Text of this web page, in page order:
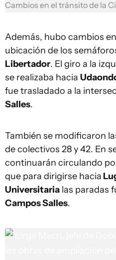
Cambios en el tránsito de la
Además, hubo cambios
ubicación de los
Libertador. El giro a la
se realizaba hacia
fue trasladado a la
Salles.
También se modificaron
de colectivos 28 y 42. En
continuarán circulando
que para dirigirse hacia
Universitaria las paradas
Campos Salles.